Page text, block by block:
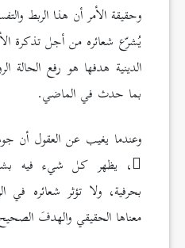
وحقيقة الأمر أن هذا الربط
يُشرّع شعائره من أجل تذكرة
الدينية هدفها هو رفع الحالة
بما حدث في الماضي.
وعندما يغيب عن العقول أن
، يظهر كل شيء فيه
بحرفية، ولا تؤثر شعائره في
معناها الحقيقي والهدفَ